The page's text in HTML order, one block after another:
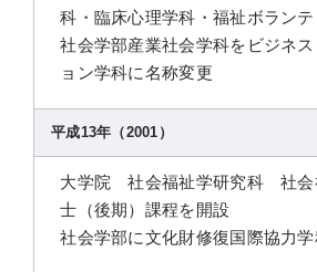
科・臨床心理学科・福祉ボランテ
社会学部産業社会学科をビジネ
ョン学科に名称変更
平成13年（2001）
大学院 社会福祉学研究科 社
士（後期）課程を開設
社会学部に文化財修復国際協力